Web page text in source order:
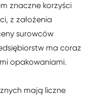
znaczne korzyści
z założenia
surowców
ma coraz
opakowaniami.
mają liczne